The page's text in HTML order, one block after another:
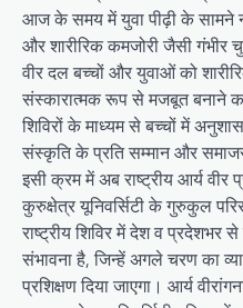
आज के समय में युवा पीढ़ी के
और शारीरिक कमजोरी जैसी गंभीर
वीर दल बच्चों और युवाओं को
संस्कारात्मक रूप से मजबूत बनाने
शिविरों के माध्यम से बच्चों में
संस्कृति के प्रति सम्मान और
इसी क्रम में अब राष्ट्रीय आर्य
कुरुक्षेत्र यूनिवर्सिटी के गुरुकुल
राष्ट्रीय शिविर में देश व
संभावना है, जिन्हें अगले चरण का
प्रशिक्षण दिया जाएगा। आर्य